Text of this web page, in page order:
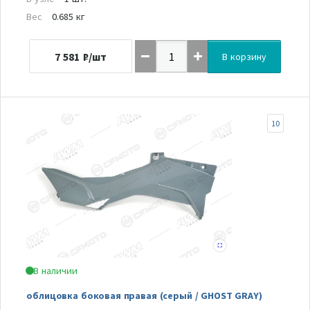
Вес
0.685 кг
7 581 ₽/шт В корзину
В наличии
облицовка боковая правая (серый / GHOST GRAY)
10